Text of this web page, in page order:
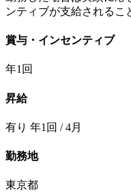
ンティブが支給されるこ
賞与・インセンティブ
年1回
昇給
有り 年1回 / 4月
勤務地
東京都